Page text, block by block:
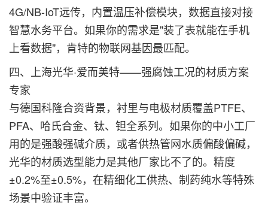
4G/NB-IoT远传，内置温压补偿模块，数据直接对接
智慧水务平台。如果你的需求是"装了表就能在手机
上看数据"，肯特的物联网基因最匹配。
四、上海光华·爱而美特——强腐蚀工况的材质方案
专家
与德国科隆合资背景，衬里与电极材质覆盖PTFE、
PFA、哈氏合金、钛、钽全系列。如果你的中小工厂
用的是强酸强碱介质，或者供热管网水质偏酸偏碱，
光华的材质选型能力是其他厂家比不了的。精度
±0.2%至±0.5%，在精细化工供热、制药纯水等特殊
场景中验证丰富。